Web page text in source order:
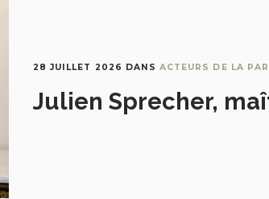
28 JUILLET 2026 DANSACTEURS DE LA
Julien Sprecher,